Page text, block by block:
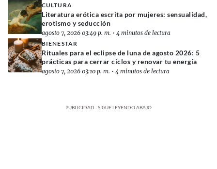
CULTURA
Literatura erótica escrita por mujeres: sensualidad,
erotismo y seducción
agosto 7, 2026 03:49 p. m. • 4 minutos de lectura
BIENESTAR
Rituales para el eclipse de luna de agosto 2026: 5
prácticas para cerrar ciclos y renovar tu energía
agosto 7, 2026 03:10 p. m. • 4 minutos de lectura
PUBLICIDAD - SIGUE LEYENDO ABAJO